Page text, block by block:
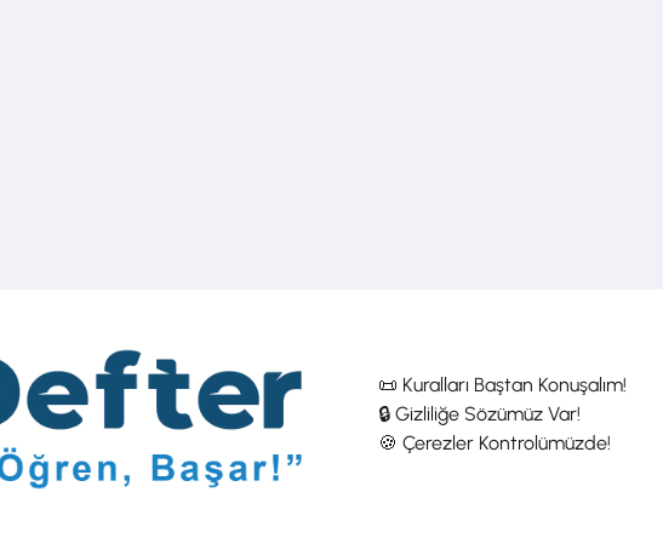
📜 Kuralları Baştan Konuşalım!
🔒 Gizliliğe Sözümüz Var!
🍪 Çerezler Kontrolümüzde!